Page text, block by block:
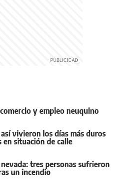
y empleo neuquino
vivieron los días más duros
en situación de calle
tres personas sufrieron
un incendio